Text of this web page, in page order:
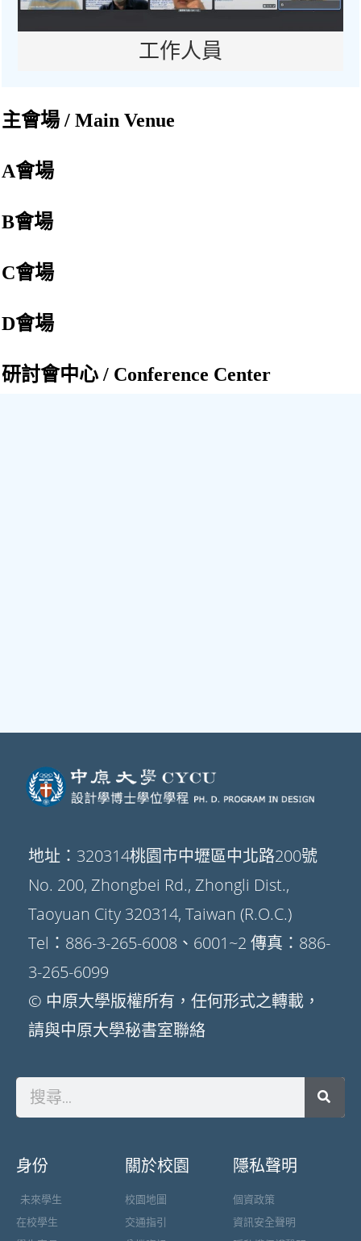
工作人員
主會場 / Main Venue
A會場
B會場
C會場
D會場
研討會中心 / Conference Center
地址：320314桃園市中壢區中北路200號
No. 200, Zhongbei Rd., Zhongli Dist.,
Taoyuan City 320314, Taiwan (R.O.C.)
Tel：886-3-265-6008、6001~2 傳真：886-
3-265-6099
© 中原大學版權所有，任何形式之轉載，
請與中原大學秘書室聯絡
身份
未來學生
在校學生
關於校園
校園地圖
交通指引
隱私聲明
個資政策
資訊安全聲明